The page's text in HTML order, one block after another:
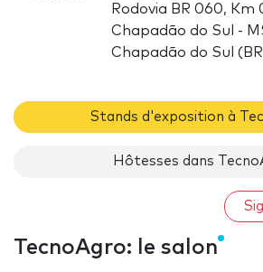
Rodovia BR 060, Km
Chapadão do Sul -
Chapadão do Sul
Stands d'exposition à
Hôtesses dans
TecnoAgro: le salon